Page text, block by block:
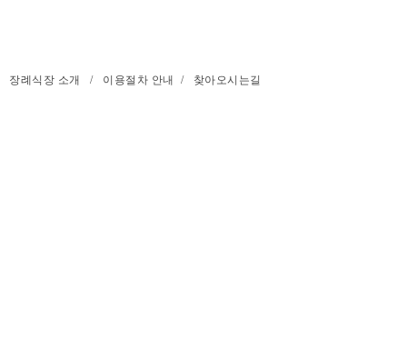
장례식장 소개 / 이용절차 안내 / 찾아오시는길